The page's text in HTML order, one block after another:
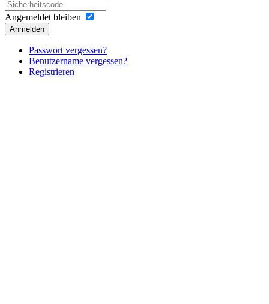
Angemeldet bleiben
Anmelden
Passwort vergessen?
Benutzername vergessen?
Registrieren